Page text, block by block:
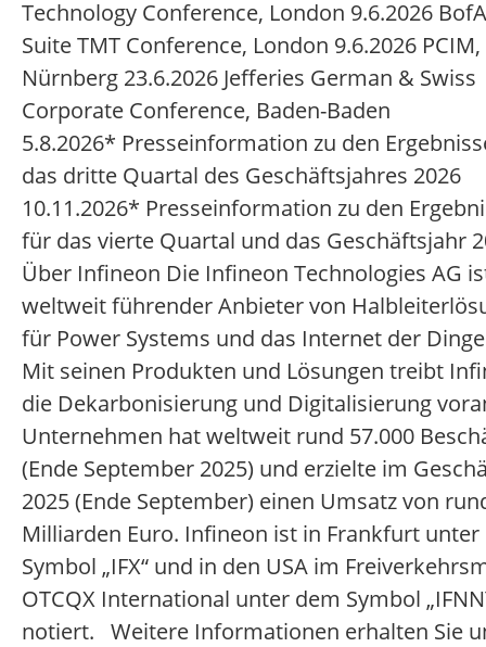
Technology Conference, London 9.6.2026
Suite TMT Conference, London 9.6.2026 PCIM,
Nürnberg 23.6.2026 Jefferies German & Swiss
Corporate Conference, Baden-Baden
5.8.2026* Presseinformation zu den
das dritte Quartal des Geschäftsjahres 2026
10.11.2026* Presseinformation zu den
für das vierte Quartal und das Geschäftsjahr
Über Infineon Die Infineon Technologies AG
weltweit führender Anbieter von
für Power Systems und das Internet der
Mit seinen Produkten und Lösungen treibt
die Dekarbonisierung und Digitalisierung
Unternehmen hat weltweit rund 57.000
(Ende September 2025) und erzielte im
2025 (Ende September) einen Umsatz von
Milliarden Euro. Infineon ist in Frankfurt unter
Symbol „IFX“ und in den USA im
OTCQX International unter dem Symbol
notiert. Weitere Informationen erhalten Sie